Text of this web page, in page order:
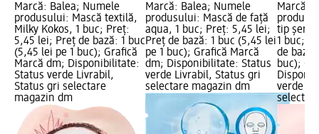
Marcă: Balea; Numele
produsului: Mască textilă,
Milky Kokos, 1 buc; Preț:
5,45 lei; Preț de bază: 1 buc
(5,45 lei pe 1 buc); Grafică
Marcă dm; Disponibilitate:
Status verde Livrabil,
Status gri selectare
magazin dm
Marcă: Balea; Numele
produsului: Mască de față
aqua, 1 buc; Preț: 5,45 lei;
Preț de bază: 1 buc (5,45 lei
pe 1 buc); Grafică Marcă
dm; Disponibilitate: Status
verde Livrabil, Status gri
selectare magazin dm
Marcă:
tip
1 buc;
de bază:
buc);
verde